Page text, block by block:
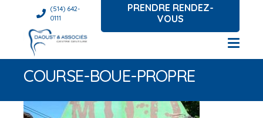
(514) 642-
0111
PRENDRE RENDEZ-
VOUS
COURSE-BOUE-PROPRE